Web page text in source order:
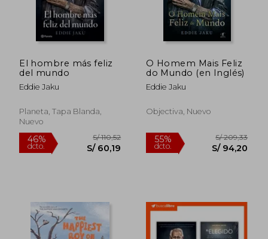
55%
dcto. S/ 95,22
55%
dcto.
El hombre más feliz
del mundo
Eddie Jaku
Planeta, Tapa Blanda,
Nuevo
O Homem Mais Feliz
do Mundo (en Inglés)
Eddie Jaku
Objectiva, Nuevo